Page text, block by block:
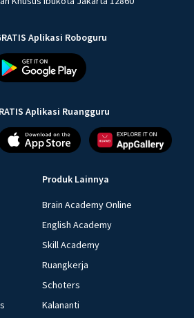
Aplikasi Roboguru
Aplikasi Ruangguru
Produk Lainnya
Brain Academy Online
English Academy
Skill Academy
Ruangkerja
Schoters
Kalananti